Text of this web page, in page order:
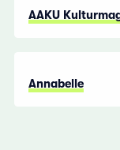
AAKU
Annabelle